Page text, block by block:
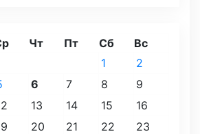
Чт Пт Сб Вс
1
2
6 7 8
9
13 14 15
16
20 21 22
23